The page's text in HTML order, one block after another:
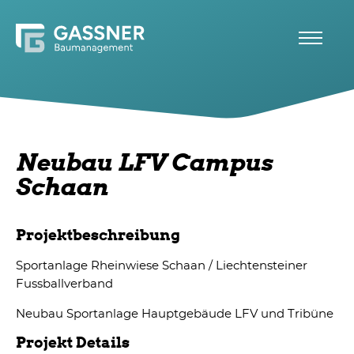
Neubau LFV Campus
Schaan
Projektbeschreibung
Sportanlage Rheinwiese Schaan / Liechtensteiner
Fussballverband
Neubau Sportanlage Hauptgebäude LFV und Tribüne
Projekt Details